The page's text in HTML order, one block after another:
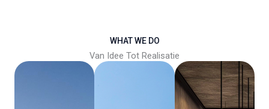
WHAT WE DO
Van Idee Tot Realisatie